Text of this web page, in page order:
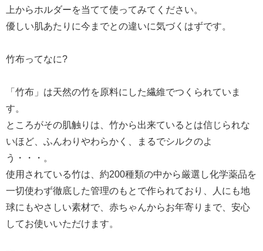
上からホルダーを当てて使ってみてください。
優しい肌あたりに今までとの違いに気づくはずです。
竹布ってなに?
「竹布」は天然の竹を原料にした繊維でつくられていま
す。
ところがその肌触りは、竹から出来ているとは信じられな
いほど、ふんわりやわらかく、まるでシルクのよ
う・・・。
使用されている竹は、約200種類の中から厳選し化学薬品を
一切使わず徹底した管理のもとで作られており、人にも地
球にもやさしい素材で、赤ちゃんからお年寄りまで、安心
してお使いいただけます。